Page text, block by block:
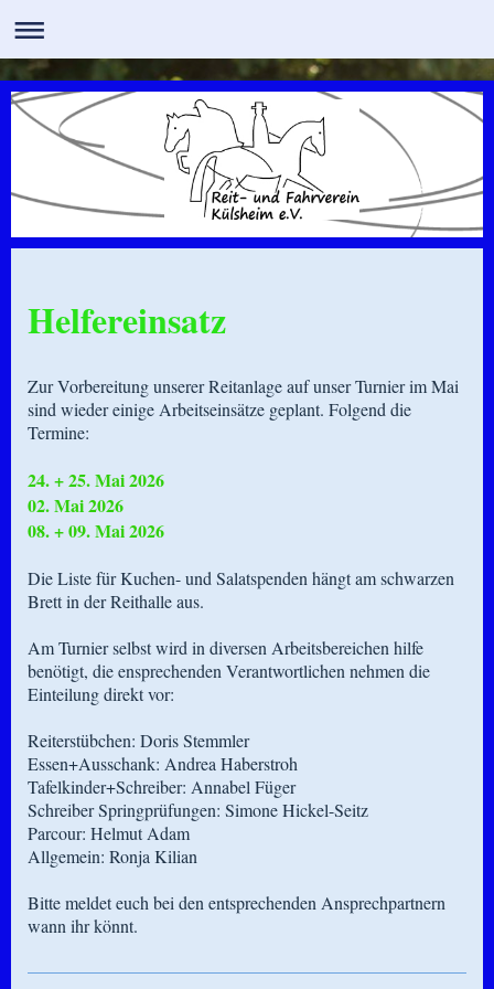
Helfereinsatz
Zur Vorbereitung unserer Reitanlage auf unser Turnier im Mai
sind wieder einige Arbeitseinsätze geplant. Folgend die
Termine:
24. + 25. Mai 2026
02. Mai 2026
08. + 09. Mai 2026
Die Liste für Kuchen- und Salatspenden hängt am schwarzen
Brett in der Reithalle aus.
Am Turnier selbst wird in diversen Arbeitsbereichen hilfe
benötigt, die ensprechenden Verantwortlichen nehmen die
Einteilung direkt vor:
Reiterstübchen: Doris Stemmler
Essen+Ausschank: Andrea Haberstroh
Tafelkinder+Schreiber: Annabel Füger
Schreiber Springprüfungen: Simone Hickel-Seitz
Parcour: Helmut Adam
Allgemein: Ronja Kilian
Bitte meldet euch bei den entsprechenden Ansprechpartnern
wann ihr könnt.